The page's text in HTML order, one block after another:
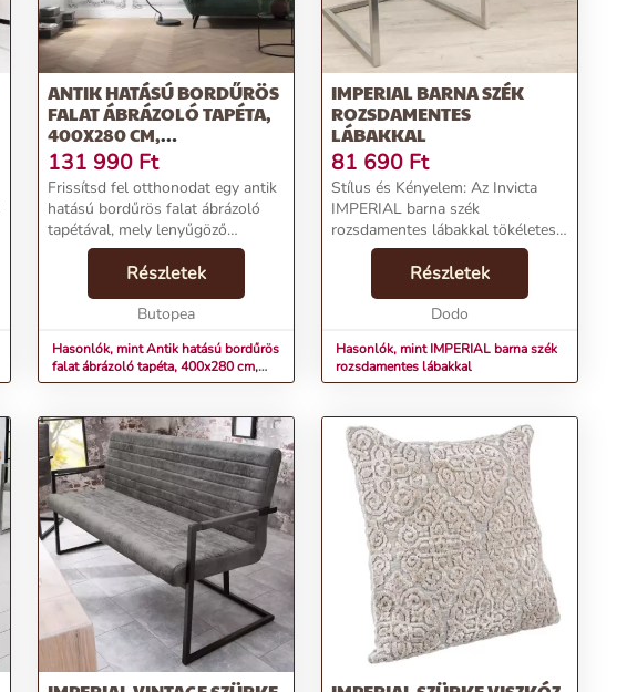
ANTIK HATÁSÚ BORDŰRÖS
FALAT ÁBRÁZOLÓ TAPÉTA,
400X280 CM,
HALVÁNYSZÜRKE - PETIT
TRIANON
131 990 Ft
Frissítsd fel otthonodat egy antik
hatású bordűrös falat ábrázoló
tapétával, mely lenyűgöző
kiegészítője lehet bármelyik
szobának.Termékjellemzők:Antik
hatás: Autentikus megjelenésű
tapéta, mely antik...
Részletek
Butopea
Hasonlók, mint Antik hatású bordűrös
falat ábrázoló tapéta, 400x280 cm,
halványszürke - PETIT TRIANON
IMPERIAL BARNA SZÉK
ROZSDAMENTES
LÁBAKKAL
81 690 Ft
Stílus és Kényelem: Az Invicta
IMPERIAL barna szék
rozsdamentes lábakkal tökéletes
kombinációja az eleganciának és a
kényelemnek, ideális választás
étkezőkbe és irodákba
egyaránt.Termékjellemzők:Név: ...
Részletek
Dodo
Hasonlók, mint IMPERIAL barna szék
rozsdamentes lábakkal